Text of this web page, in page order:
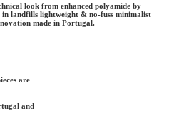
look from enhanced polyamide by
in landfills lightweight & no-fuss minimalist
made in Portugal.
are
and